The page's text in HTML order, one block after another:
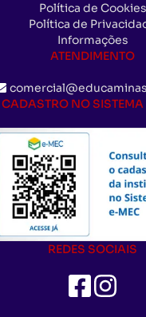
Política de Cookies
Política de
Informações
ATENDIMENTO
CADASTRO NO SISTEMA
REDES SOCIAIS